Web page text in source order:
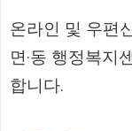
온라인 및 우편
면·동 행정복지
합니다.